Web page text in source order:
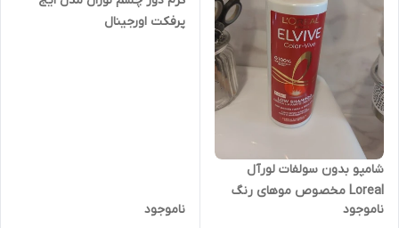
شامپو بدون سولفات لورآل
Loreal مخصوص موهای رنگ
شده خشک اورجینال
ناموجود
پرفکت اورجینال
ناموجود